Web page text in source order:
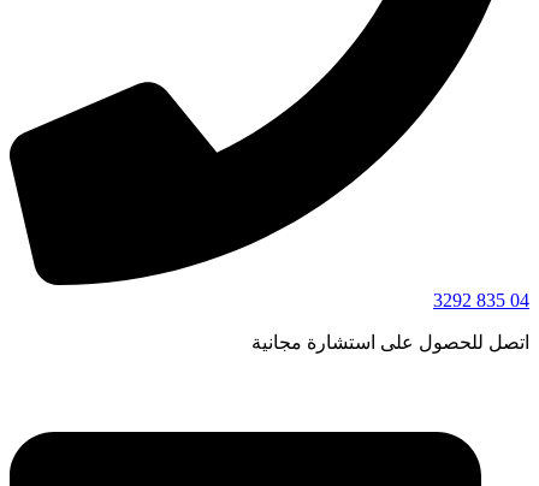
04 835 3292
اتصل للحصول على استشارة مجانية